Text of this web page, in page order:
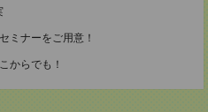
ミナーをご用意！
からでも！